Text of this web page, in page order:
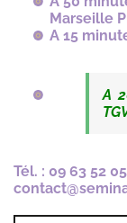
Marseille
A 15
A
Tél. : 09 63 52